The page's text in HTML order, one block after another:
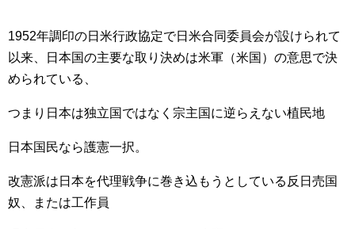
1952年調印の日米行政協定で日米合同委員会が設けられて
以来、日本国の主要な取り決めは米軍（米国）の意思で決
められている、
つまり日本は独立国ではなく宗主国に逆らえない植民地
日本国民なら護憲一択。
改憲派は日本を代理戦争に巻き込もうとしている反日売国
奴、または工作員